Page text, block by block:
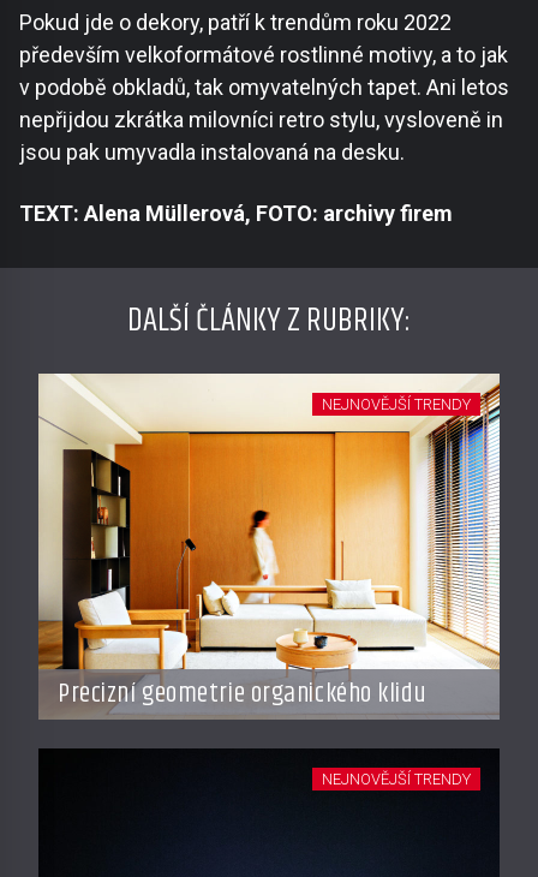
Pokud jde o dekory, patří k trendům roku 2022
především velkoformátové rostlinné motivy, a to jak
v podobě obkladů, tak omyvatelných tapet. Ani letos
nepřijdou zkrátka milovníci retro stylu, vysloveně in
jsou pak umyvadla instalovaná na desku.
TEXT: Alena Müllerová, FOTO: archivy firem
DALŠÍ ČLÁNKY Z RUBRIKY:
Precizní geometrie organického klidu
NEJNOVĚJŠÍ TRENDY
NEJNOVĚJŠÍ TRENDY